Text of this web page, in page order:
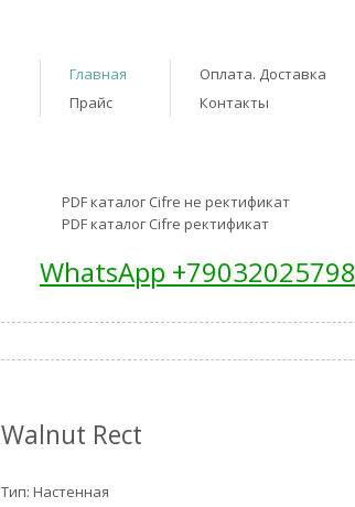
Главная
Прайс
Оплата. Доставка
Контакты
PDF каталог Cifre не ректификат
PDF каталог Cifre ректификат
WhatsApp +79032025798
Walnut Rect
Тип: Настенная